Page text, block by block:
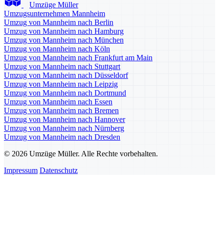
Umzüge Müller
Umzugsunternehmen Mannheim
Umzug von Mannheim nach Berlin
Umzug von Mannheim nach Hamburg
Umzug von Mannheim nach München
Umzug von Mannheim nach Köln
Umzug von Mannheim nach Frankfurt am Main
Umzug von Mannheim nach Stuttgart
Umzug von Mannheim nach Düsseldorf
Umzug von Mannheim nach Leipzig
Umzug von Mannheim nach Dortmund
Umzug von Mannheim nach Essen
Umzug von Mannheim nach Bremen
Umzug von Mannheim nach Hannover
Umzug von Mannheim nach Nürnberg
Umzug von Mannheim nach Dresden
© 2026 Umzüge Müller. Alle Rechte vorbehalten.
Impressum Datenschutz